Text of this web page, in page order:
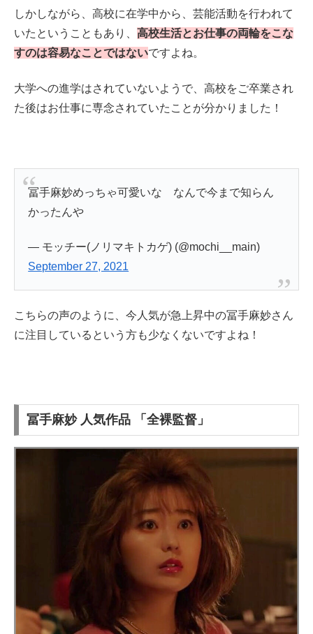
しかしながら、高校に在学中から、芸能活動を行われて
いたということもあり、 高校生活とお仕事の両輪をこな
すのは容易なことではないですよね。
大学への進学はされていないようで、高校をご卒業され
た後はお仕事に専念されていたことが分かりました！
冨手麻妙めっちゃ可愛いな なんで今まで知らん
かったんや
— モッチー(ノリマキトカゲ) (@mochi__main)
September 27, 2021
こちらの声のように、今人気が急上昇中の冨手麻妙さん
に注目しているという方も少なくないですよね！
冨手麻妙 人気作品 「全裸監督」